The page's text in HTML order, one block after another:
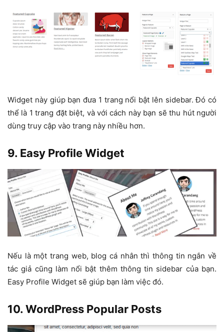
Widget này giúp bạn đưa 1 trang nổi bật lên sidebar. Đó có
thể là 1 trang đặt biệt, và với cách này bạn sẽ thu hút người
dùng truy cập vào trang này nhiều hơn.
9. Easy Profile Widget
Nếu là một trang web, blog cá nhân thì thông tin ngắn về
tác giả cũng làm nổi bật thêm thông tin sidebar của bạn.
Easy Profile Widget sẽ giúp bạn làm việc đó.
10. WordPress Popular Posts